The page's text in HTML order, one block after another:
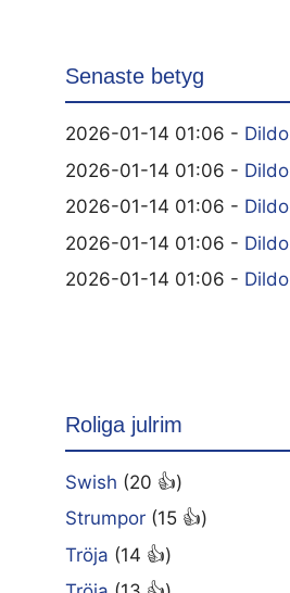
Senaste betyg
2026-01-14 01:06 - Dildo
2026-01-14 01:06 - Dildo
2026-01-14 01:06 - Dildo
2026-01-14 01:06 - Dildo
2026-01-14 01:06 - Dildo
Roliga julrim
Swish (20 👍)
Strumpor (15 👍)
Tröja (14 👍)